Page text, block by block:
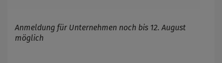
Anmeldung für Unternehmen noch bis 12. August
möglich